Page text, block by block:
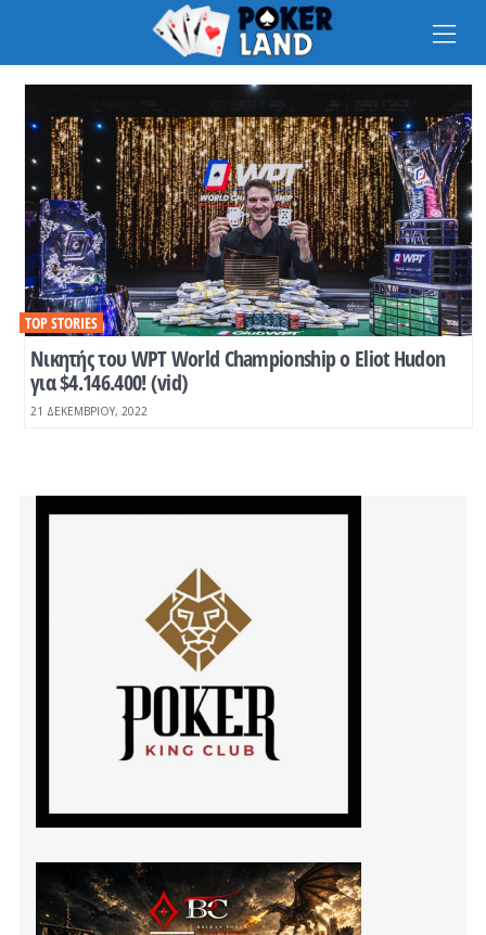
Νικητής του WPT World Championship o Eliot Hudon
για $4.146.400! (vid)
TOP STORIES
21 ΔΕΚΕΜΒΡΊΟΥ, 2022